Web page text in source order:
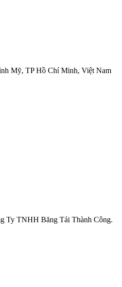
Mỹ, TP Hồ Chí Minh, Việt Nam
Ty TNHH Băng Tải Thành Công.